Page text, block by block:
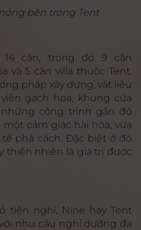
bên trong Tent
căn, trong đó 9 căn
và 5 căn villa thuộc Tent.
pháp xây dựng, vật liệu
gạch hoa, khung cửa
công trình gần đó
cảm giác hài hòa, vừa
phá cách. Đặc biệt ở đó
thiên nhiên là giá trị được
tiện nghi, Nine hay Tent
nhu cầu nghỉ dưỡng đa